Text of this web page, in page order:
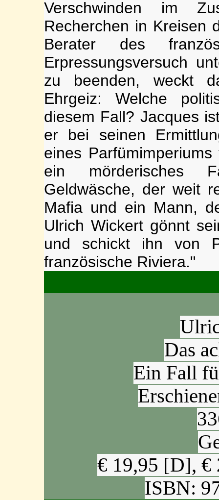
Verschwinden im
Recherchen in Kreisen
Berater des
Erpressungsversuch
zu beenden, weckt
Ehrgeiz: Welche
diesem Fall? Jacques
er bei seinen
eines
ein mörderisches
Geldwäsche, der weit
Mafia und ein Mann,
Ulrich Wickert gönnt
und schickt ihn von
französische Riviera."
Das
Ein Fall
€ 19,95 [D], €
ISBN: